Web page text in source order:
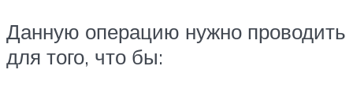
Данную операцию нужно проводить
для того, что бы: